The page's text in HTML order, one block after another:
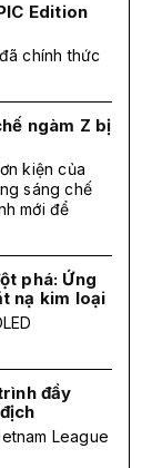
Edition
chính thức
ngàm Z bị
kiện của
sáng chế
mới để
phá: Ứng
nạ kim loại
đầy
League